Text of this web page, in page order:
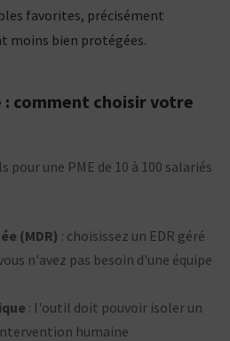
favorites, précisément
moins bien protégées.
: comment choisir votre
une PME de 10 à 100 salariés
(MDR) : choisissez un EDR géré
n'avez pas besoin d'une équipe
: l'outil doit pouvoir isoler un
humaine